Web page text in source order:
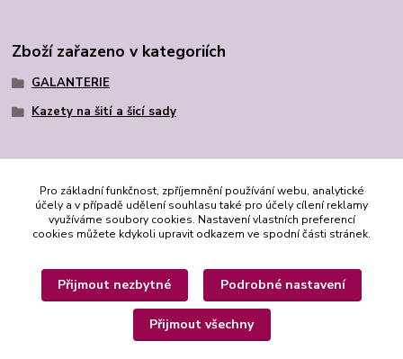
Zboží zařazeno v kategoriích
GALANTERIE
Kazety na šití a šicí sady
Pro základní funkčnost, zpříjemnění používání webu, analytické
účely a v případě udělení souhlasu také pro účely cílení reklamy
využíváme soubory cookies. Nastavení vlastních preferencí
cookies můžete kdykoli upravit odkazem ve spodní části stránek.
Přijmout nezbytné Podrobné nastavení
Přijmout všechny